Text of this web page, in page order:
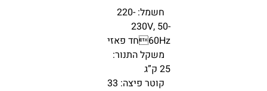
חשמל: 220-
230V, 50-
60Hzחד פאזי
משקל התנור:
25 ק”ג
קוטר פיצה: 33